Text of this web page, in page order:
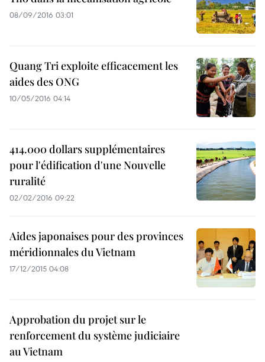
08/09/2016 03:01
Quang Tri exploite efficacement les
aides des ONG
10/05/2016 04:14
414.000 dollars supplémentaires
pour l'édification d'une Nouvelle
ruralité
02/02/2016 09:22
Aides japonaises pour des provinces
méridionnales du Vietnam
17/12/2015 04:08
Approbation du projet sur le
renforcement du système judiciaire
au Vietnam